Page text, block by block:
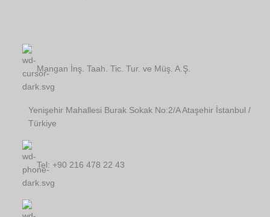
Mangan İnş. Taah. Tic. Tur. ve Müş. A.Ş.
Yenişehir Mahallesi Burak Sokak No:2/A Ataşehir İstanbul /
Türkiye
Tel: +90 216 478 22 43